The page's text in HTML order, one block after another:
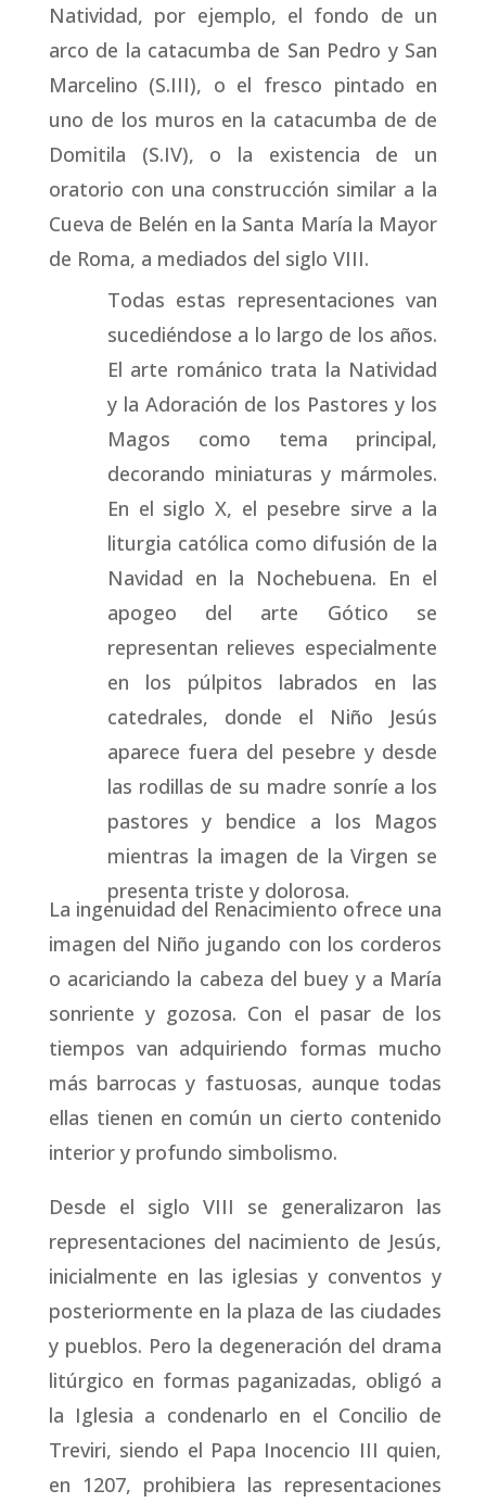
Natividad, por ejemplo, el fondo de un
arco de la catacumba de San Pedro y San
Marcelino (S.III), o el fresco pintado en
uno de los muros en la catacumba de de
Domitila (S.IV), o la existencia de un
oratorio con una construcción similar a la
Cueva de Belén en la Santa María la Mayor
de Roma, a mediados del siglo VIII.
Todas estas representaciones van
sucediéndose a lo largo de los años.
El arte románico trata la Natividad
y la Adoración de los Pastores y los
Magos como tema principal,
decorando miniaturas y mármoles.
En el siglo X, el pesebre sirve a la
liturgia católica como difusión de la
Navidad en la Nochebuena. En el
apogeo del arte Gótico se
representan relieves especialmente
en los púlpitos labrados en las
catedrales, donde el Niño Jesús
aparece fuera del pesebre y desde
las rodillas de su madre sonríe a los
pastores y bendice a los Magos
mientras la imagen de la Virgen se
presenta triste y dolorosa.
La ingenuidad del Renacimiento ofrece una
imagen del Niño jugando con los corderos
o acariciando la cabeza del buey y a María
sonriente y gozosa. Con el pasar de los
tiempos van adquiriendo formas mucho
más barrocas y fastuosas, aunque todas
ellas tienen en común un cierto contenido
interior y profundo simbolismo.
Desde el siglo VIII se generalizaron las
representaciones del nacimiento de Jesús,
inicialmente en las iglesias y conventos y
posteriormente en la plaza de las ciudades
y pueblos. Pero la degeneración del drama
litúrgico en formas paganizadas, obligó a
la Iglesia a condenarlo en el Concilio de
Treviri, siendo el Papa Inocencio III quien,
en 1207, prohibiera las representaciones